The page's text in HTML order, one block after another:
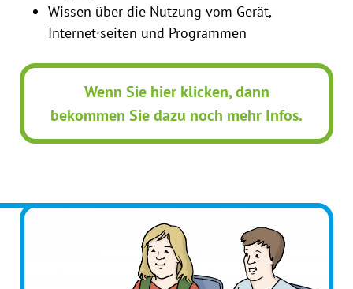
Wissen über die Nutzung vom Gerät,
Internet·seiten und Programmen
Wenn Sie hier klicken, dann
bekommen Sie dazu noch mehr Infos.